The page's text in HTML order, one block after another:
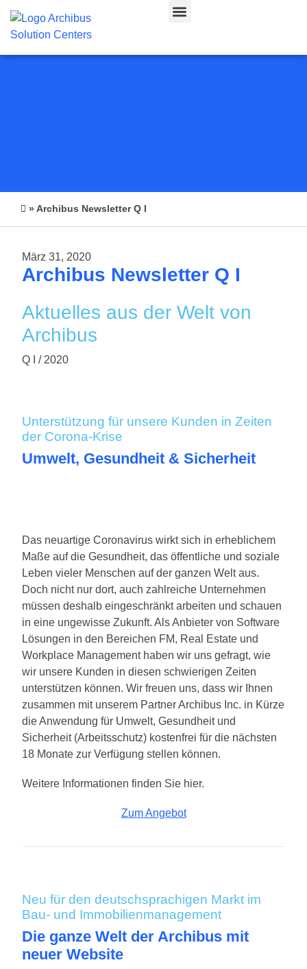
» Archibus Newsletter Q I
März 31, 2020
Archibus Newsletter Q I
Aktuelles aus der Welt von
Archibus
Q I / 2020
Unterstützung für unsere Kunden in Zeiten
der Corona-Krise
Umwelt, Gesundheit & Sicherheit
Das neuartige Coronavirus wirkt sich in erheblichem
Maße auf die Gesundheit, das öffentliche und soziale
Leben vieler Menschen auf der ganzen Welt aus.
Doch nicht nur dort, auch zahlreiche Unternehmen
müssen deshalb eingeschränkt arbeiten und schauen
in eine ungewisse Zukunft. Als Anbieter von Software
Lösungen in den Bereichen FM, Real Estate und
Workplace Management haben wir uns gefragt, wie
wir unsere Kunden in diesen schwierigen Zeiten
unterstützen können. Wir freuen uns, dass wir Ihnen
zusammen mit unserem Partner Archibus Inc. in Kürze
die Anwendung für Umwelt, Gesundheit und
Sicherheit (Arbeitsschutz) kostenfrei für die nächsten
18 Monate zur Verfügung stellen können.
Weitere Informationen finden Sie hier.
Zum Angebot
Neu für den deutschsprachigen Markt im
Bau- und Immobilienmanagement
Die ganze Welt der Archibus mit
neuer Website